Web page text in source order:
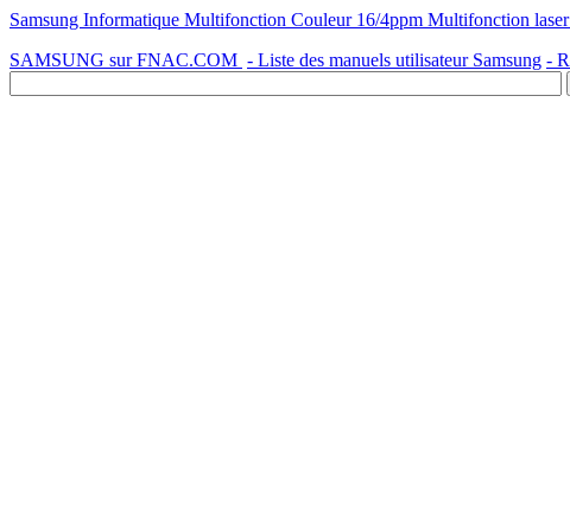
Samsung Informatique Multifonction Couleur 16/4ppm
SAMSUNG sur FNAC.COM - Liste des manuels utilisateur Samsung -